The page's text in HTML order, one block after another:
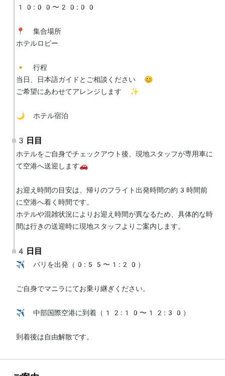
10:00〜20:00
📍 集合場所
ホテルロビー
🔸 行程
当日、日本語ガイドとご相談ください 😊
ご希望にあわせてアレンジします ✨
🌙 ホテル宿泊
3日目
ホテルをご自身でチェックアウト後、現地スタッフが専用車に
て空港へ送迎します🚗
お迎え時間の目安は、帰りのフライト出発時間の約3時間前
に空港へ着く時間です。
ホテルや混雑状況によりお迎え時間が異なるため、具体的な時
間は行きの送迎時に現地スタッフよりご案内します。
4日目
✈️ バリを出発（0:55〜1:20）
ご自身でマニラにてお乗り継ぎください。
✈️ 中部国際空港に到着（12:10〜12:30）
到着後は自由解散です。